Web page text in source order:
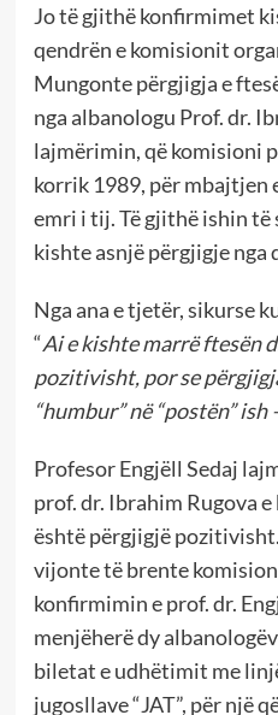
Jo të gjithë konfirmimet
qendrën e komisionit
Mungonte përgjigja e
nga albanologu Prof. dr.
lajmërimin, që komisioni
korrik 1989, për mbajtjen
emri i tij. Të gjithë ishin të
kishte asnjë përgjigje nga
Nga ana e tjetër, sikurse
“Ai e kishte marrë ftesën
pozitivisht, por se
“humbur” në “postën”
Profesor Engjëll Sedaj
prof. dr. Ibrahim Rugova
është përgjigjë
vijonte të brente
konfirmimin e prof. dr.
menjëherë dy
biletat e udhëtimit me
jugosllave “JAT”, për një